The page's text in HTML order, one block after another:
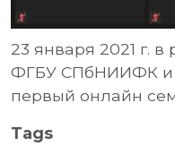
23 января 2021 г.
ФГБУ СПбНИИФК и
первый онлайн
Tags